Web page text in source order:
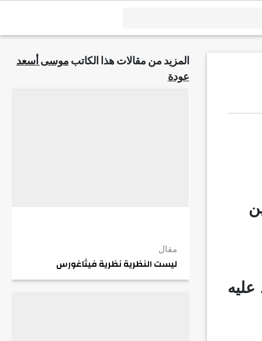
عليه
المزيد من مقالات هذا الكاتب موسى أسعد
عودة
مقال
ليست النظرية نظرية فيثاغورس